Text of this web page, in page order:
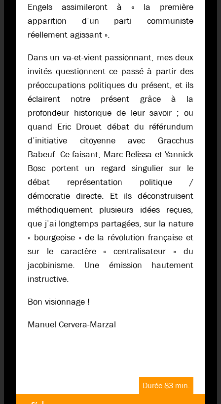
Engels assimileront à « la première
apparition d’un parti communiste
réellement agissant ».
Dans un va-et-vient passionnant, mes deux
invités questionnent ce passé à partir des
préoccupations politiques du présent, et ils
éclairent notre présent grâce à la
profondeur historique de leur savoir ; ou
quand Eric Drouet débat du référundum
d’initiative citoyenne avec Gracchus
Babeuf. Ce faisant, Marc Belissa et Yannick
Bosc portent un regard singulier sur le
débat représentation politique /
démocratie directe. Et ils déconstruisent
méthodiquement plusieurs idées reçues,
que j’ai longtemps partagées, sur la nature
« bourgeoise » de la révolution française et
sur le caractère « centralisateur » du
jacobinisme. Une émission hautement
instructive.
Bon visionnage !
Manuel Cervera-Marzal
Durée 83 min.